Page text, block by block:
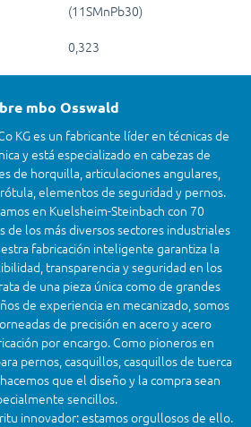
(11SMnPb30)
0,323
mbo Osswald
KG es un fabricante líder en técnicas de
y está especializado en cabezas de
de horquilla, articulaciones angulares,
elementos de seguridad y pernos.
en Kuelsheim-Steinbach con 70
de los más diversos sectores industriales
fabricación inteligente garantiza la
transparencia y seguridad en los
de una pieza única como de grandes
de experiencia en mecanizado, somos
de precisión en acero y acero
por encargo. Como pioneros en
pernos, casquillos, casquillos de tuerca
que el diseño y la compra sean
sencillos.
innovador: estamos orgullosos de ello.